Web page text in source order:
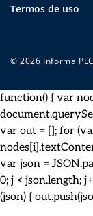
Termos de uso
© 2026 Informa PLC
function() { var
var out = []; for
var json =
0; j < json.length;
(json) {